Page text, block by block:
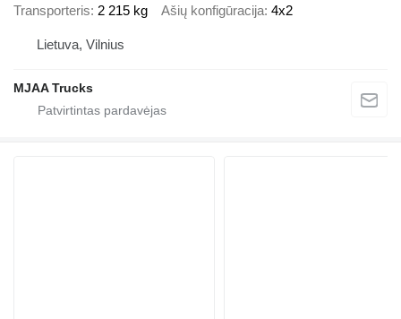
Transporteris 2 215 kg Ašių konfigūracija 4x2
Lietuva, Vilnius
MJAA Trucks